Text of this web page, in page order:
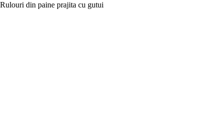
Rulouri din paine prajita cu gutui